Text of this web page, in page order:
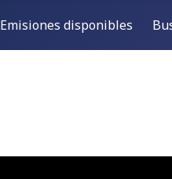
Emisiones disponibles